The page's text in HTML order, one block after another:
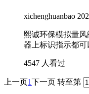
xichenghuanbao
熙诚环保模拟量
器上标识指示都
4547 人看过
上一页1下一页 转至第